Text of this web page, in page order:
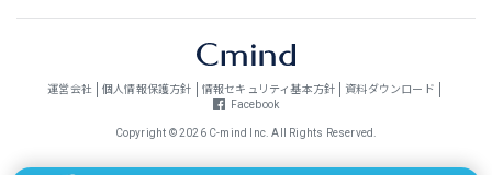
運営会社 個人情報保護方針 情報セキュリティ基本方針
資料ダウンロード
Facebook
Copyright © 2026 C-mind Inc. All Rights Reserved.